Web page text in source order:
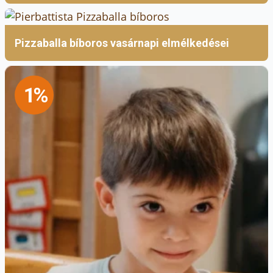
Szent Angéla Általános Iskola és
A budapesti Szent Angéla Ferences Általános
Iskola és Gimnázium díjazottja Csobánné
Rákóczy Sarolta, aki a hittan munkaközösség
vezetőjeként és osztályfőnökként is a
személyes hit elmélyítését, valamint az
összetartó közösségek építését tartja szem
Pizzaballa bíboros vasárnapi elmélkedései
1%